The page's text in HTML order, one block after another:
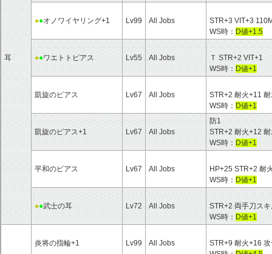
耳
●●オノワイヤリング+1 Lv99 All Jobs
STR+3 VIT+3
WS時： D値+1.5
●●ワエトトピアス Lv55 All Jobs
Ｔ STR+2 VIT+1
WS時： D値+1
凱旋のピアス Lv67 All Jobs
STR+2 耐火+11
WS時： D値+1
凱旋のピアス+1 Lv67 All Jobs
防1
STR+2 耐火+12
WS時： D値+1
平和のピアス Lv67 All Jobs
HP+25 STR+2 耐
WS時： D値+1
●●武士の耳 Lv72 All Jobs
STR+2 両手刀ス
WS時： D値+1
炎将の指輪+1 Lv99 All Jobs
STR+9 耐火+16